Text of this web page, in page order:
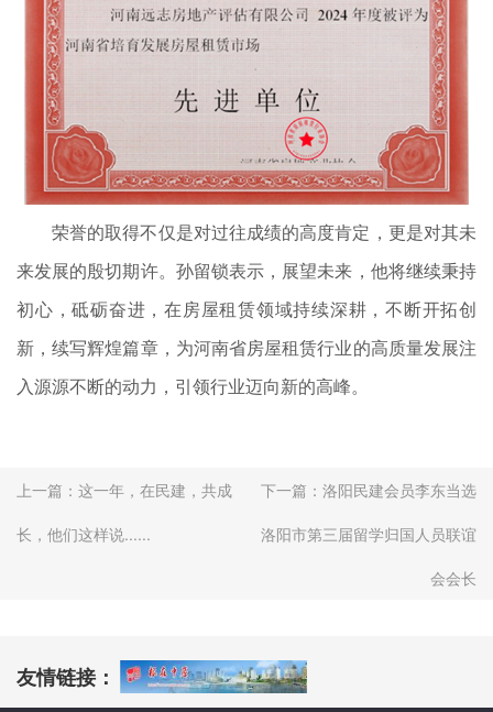
荣誉的取得不仅是对过往成绩的高度肯定，更是对其未
来发展的殷切期许。孙留锁表示，展望未来，他将继续秉持
初心，砥砺奋进，在房屋租赁领域持续深耕，不断开拓创
新，续写辉煌篇章，为河南省房屋租赁行业的高质量发展注
入源源不断的动力，引领行业迈向新的高峰。
上一篇： 这一年，在民建，共成
长，他们这样说......
下一篇： 洛阳民建会员李东当选
洛阳市第三届留学归国人员联谊
会会长
友情链接：